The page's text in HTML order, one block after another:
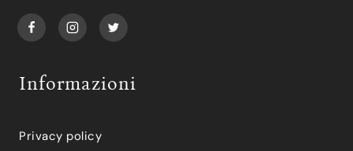
Informazioni
Privacy policy